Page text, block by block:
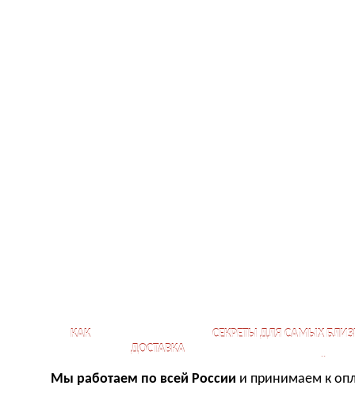
КАК
ДОСТАВКА
СЕКРЕТЫ ДЛЯ САМЫХ
Мы работаем по всей России и принимаем к